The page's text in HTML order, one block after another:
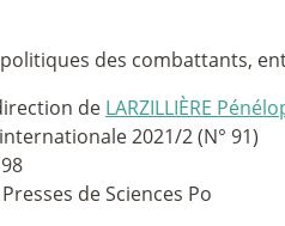
des combattants,
de LARZILLIÈRE
2021/2 (N° 91)
de Sciences Po